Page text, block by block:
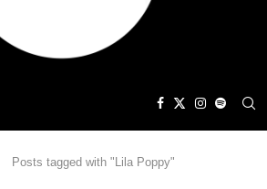
Posts tagged with "Lila Poppy"